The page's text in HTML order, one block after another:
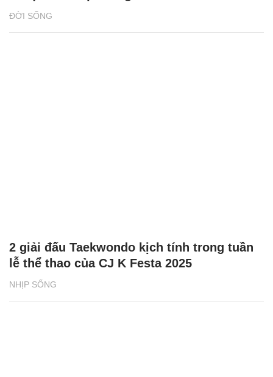
ĐỜI SỐNG
NHỊP SỐNG
2 giải đấu Taekwondo kịch tính trong tuần
lễ thể thao của CJ K Festa 2025